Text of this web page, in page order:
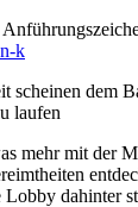
k
scheinen dem
laufen
mehr mit der
dahinter